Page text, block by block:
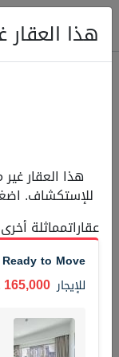
Metro Station
شقة للإيجار 95,000
3
اسم الوسيط
ABBAS VAKIL
هذا العقار
هذا العقار
للإستكشاف.
عقاراتمماثلة
to Move
للإيجار 165,000 درهم